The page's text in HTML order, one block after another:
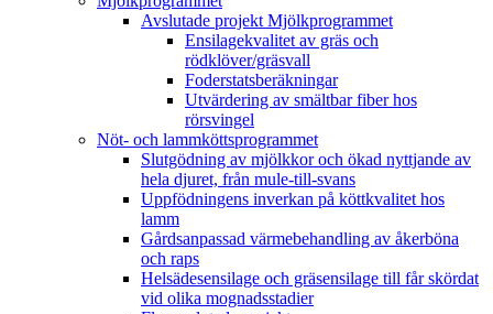
Avslutade projekt Mjölkprogrammet
Ensilagekvalitet av gräs och
rödklöver/gräsvall
Foderstatsberäkningar
Utvärdering av smältbar fiber hos
rörsvingel
Nöt- och lammköttsprogrammet
Slutgödning av mjölkkor och ökad nyttjande av
hela djuret, från mule-till-svans
Uppfödningens inverkan på köttkvalitet hos
lamm
Gårdsanpassad värmebehandling av åkerböna
och raps
Helsädesensilage och gräsensilage till får skördat
vid olika mognadsstadier